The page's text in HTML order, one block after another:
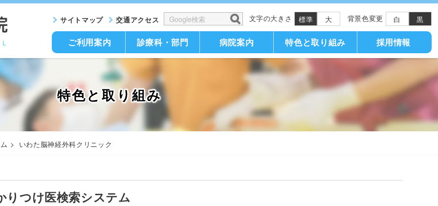
サイトマップ 交通アクセス 文字の大きさ 標準 大 背景色変更 白 黒
ご利用案内 診療科・部門 病院案内 特色と取り組み 採用情報
特色と取り組み
いわた脳神経外科クリニック
りつけ医検索システム